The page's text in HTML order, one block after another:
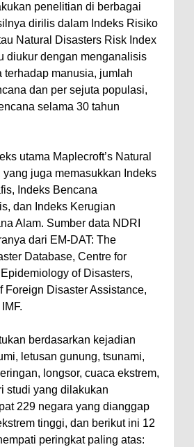
penelitian di berbagai
dirilis dalam Indeks Risiko
Natural Disasters Risk Index
diukur dengan menganalisis
terhadap manusia, jumlah
dan per sejuta populasi,
selama 30 tahun
utama Maplecroft’s Natural
yang juga memasukkan Indeks
Indeks Bencana
dan Indeks Kerugian
Alam. Sumber data NDRI
dari EM-DAT: The
Database, Centre for
of Disasters,
Foreign Disaster Assistance,
berdasarkan kejadian
letusan gunung, tsunami,
longsor, cuaca ekstrem,
studi yang dilakukan
229 negara yang dianggap
tinggi, dan berikut ini 12
peringkat paling atas: